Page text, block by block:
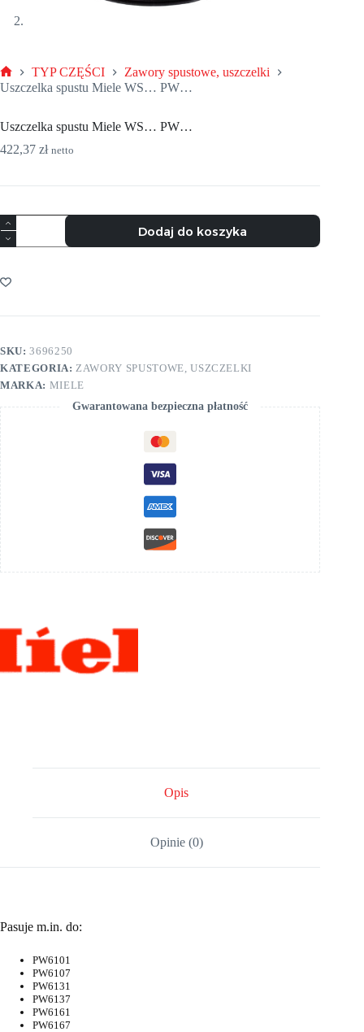
Strona
TYP CZĘŚCI
Zawory spustowe, uszczelki
Uszczelka spustu Miele WS… PW…
Uszczelka spustu Miele WS… PW…
422,37 zł netto
ilość
Uszczelka
spustu
WS...
PW...
Dodaj do koszyka
SKU:3696250
KATEGORIA:ZAWORY SPUSTOWE, USZCZELKI
MARKA: MIELE
Gwarantowana bezpieczna płatność
Opis
Opinie (0)
Pasuje m.in. do:
PW6101
PW6107
PW6131
PW6137
PW6161
PW6167